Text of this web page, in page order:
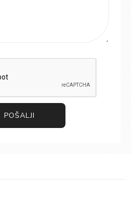
POŠALJI